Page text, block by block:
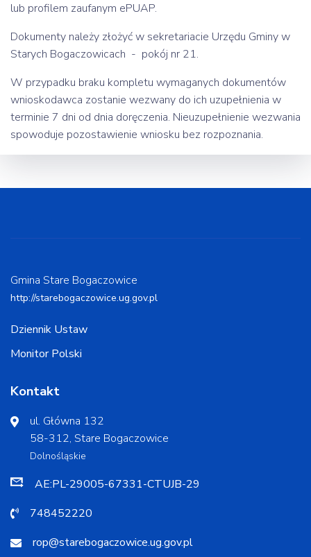
lub profilem zaufanym ePUAP.
Dokumenty należy złożyć w sekretariacie Urzędu Gminy w
Starych Bogaczowicach - pokój nr 21.
W przypadku braku kompletu wymaganych dokumentów
wnioskodawca zostanie wezwany do ich uzupełnienia w
terminie 7 dni od dnia doręczenia. Nieuzupełnienie wezwania
spowoduje pozostawienie wniosku bez rozpoznania.
Gmina Stare Bogaczowice
http://starebogaczowice.ug.gov.pl
Dziennik Ustaw
Monitor Polski
Kontakt
ul. Główna 132
58-312, Stare Bogaczowice
Dolnośląskie
AE:PL-29005-67331-CTUJB-29
748452220
rop@starebogaczowice.ug.gov.pl